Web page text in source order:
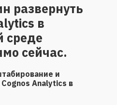
развернуть
в
среде
сейчас.
и
Analytics в